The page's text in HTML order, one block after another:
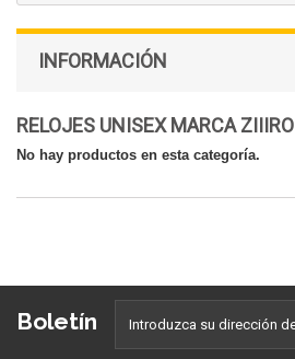
INFORMACIÓN
RELOJES UNISEX MARCA ZIIIRO
No hay productos en esta categoría.
Boletín